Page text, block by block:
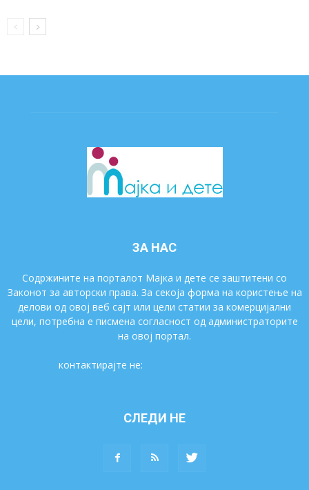
ЗА НАС
Содржините на порталот Мајка и дете се заштитени со
Законот за авторски права. За секоја форма на користење на
делови од овој веб сајт или цели статии за комерцијални
цели, потребна е писмена согласност од администраторите
на овој портал.
контактирајте не:
СЛЕДИ НЕ